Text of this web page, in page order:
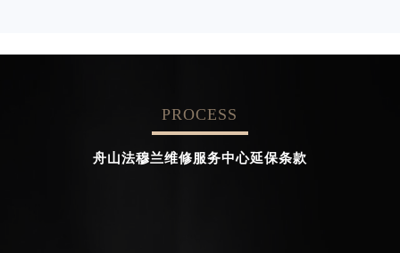

PROCESS
舟山法穆兰维修服务中心延保条款